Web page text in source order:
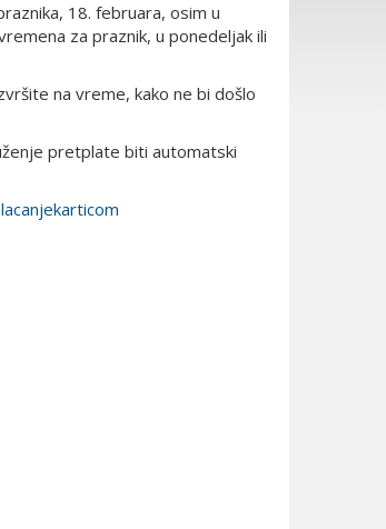
18. februara, osim u
za praznik, u ponedeljak ili
na vreme, kako ne bi došlo
pretplate biti automatski